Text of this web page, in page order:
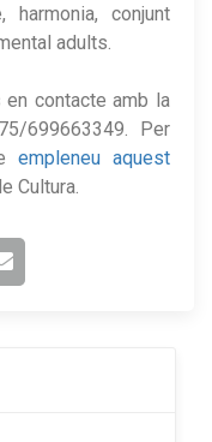
harmonia, conjunt
adults.
contacte amb la
699663349. Per
empleneu aquest
Cultura.